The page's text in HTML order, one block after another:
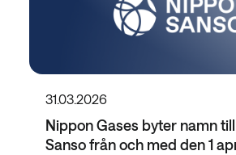
31.03.2026
Nippon Gases byter namn
Sanso från och med den 1